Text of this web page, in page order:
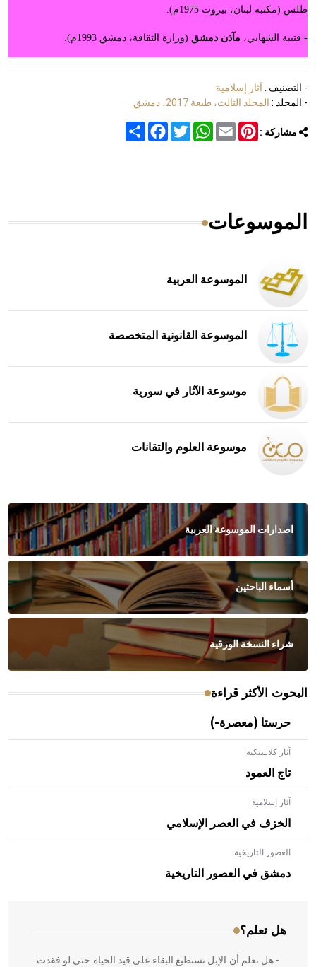
طلس (مكتبة لبنان، بيروت 1975م).
- قتيبة الشهابي، مآذن دمشق (وزارة الثقافة، دمشق 1993م).
- التصنيف : آثار إسلامية
- المجلد : المجلد الثالث، طبعة 2017، دمشق
مشاركة : Share
FacebookTwitter
WhatsAppEmail
Pinterest
الموسوعات
الموسوعة العربية
الموسوعة القانونية المتخصصة
موسوعة الآثار في سورية
موسوعة العلوم والتقانات
اصدارات الموسوعة العربية
أسماء الباحثين
شراء النسخة الورقية
البحوث الأكثر قراءة
حرستا (معصرة-)
آثار كلاسيكية
تاج العمود
آثار إسلامية
الخزف في العصر الإسلامي
العصور التاريخية
دمشق في العصور التاريخية
هل تعلم؟
- هل تعلم أن الأبلق نوع من الفنون الهندسية التي ارتبطت
بالعمارة الإسلامية في بلاد الشام ومصر خاصة، حيث يحرص
المعمار على بناء مداميكه وخاصة في الواجهات
- هل تعلم أن الإبل تستطيع البقاء على قيد الحياة حتى لو فقدت